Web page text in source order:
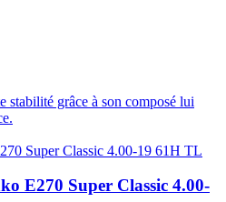
stabilité grâce à son composé lui
E270 Super Classic 4.00-